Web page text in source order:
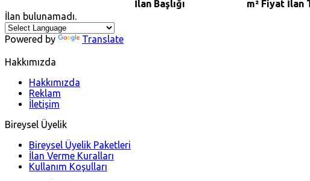
İlan Başlığı m² Fiyat İlan
İlan bulunamadı.
Powered by Translate
Hakkımızda
Hakkımızda
Reklam
İletişim
Bireysel Üyelik
Bireysel Üyelik Paketleri
İlan Verme Kuralları
Kullanım Koşulları